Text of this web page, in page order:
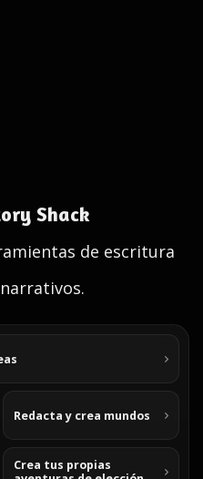
Shack
de escritura
Redacta y crea mundos
Crea tus propias